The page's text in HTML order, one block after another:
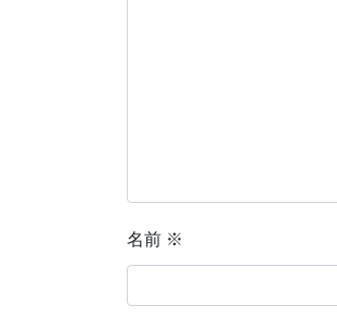
名前 ※